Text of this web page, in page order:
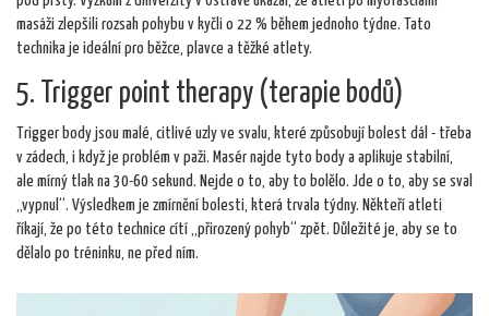
masáži zlepšili rozsah pohybu v kyčli o 22 % během jednoho týdne. Tato
technika je ideální pro běžce, plavce a těžké atlety.
5. Trigger point therapy (terapie bodů)
Trigger body jsou malé, citlivé uzly ve svalu, které způsobují bolest dál - třeba
v zádech, i když je problém v paži. Masér najde tyto body a aplikuje stabilní,
ale mírný tlak na 30-60 sekund. Nejde o to, aby to bolělo. Jde o to, aby se sval
„vypnul“. Výsledkem je zmírnění bolesti, která trvala týdny. Někteří atleti
říkají, že po této technice cítí „přirozený pohyb“ zpět. Důležité je, aby se to
dělalo po tréninku, ne před ním.